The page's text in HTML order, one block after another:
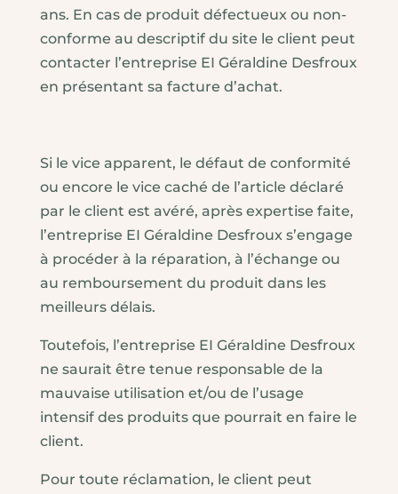
ans. En cas de produit défectueux ou non-
conforme au descriptif du site le client peut
contacter l’entreprise EI Géraldine Desfroux
en présentant sa facture d’achat.
Si le vice apparent, le défaut de conformité
ou encore le vice caché de l’article déclaré
par le client est avéré, après expertise faite,
l’entreprise EI Géraldine Desfroux s’engage
à procéder à la réparation, à l’échange ou
au remboursement du produit dans les
meilleurs délais.
Toutefois, l’entreprise EI Géraldine Desfroux
ne saurait être tenue responsable de la
mauvaise utilisation et/ou de l’usage
intensif des produits que pourrait en faire le
client.
Pour toute réclamation, le client peut